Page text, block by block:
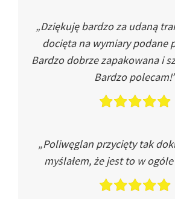
„Dziękuję bardzo za udaną
docięta na wymiary podane
Bardzo dobrze zapakowana i
Bardzo
„Poliwęglan przycięty tak
myślałem, że jest to w